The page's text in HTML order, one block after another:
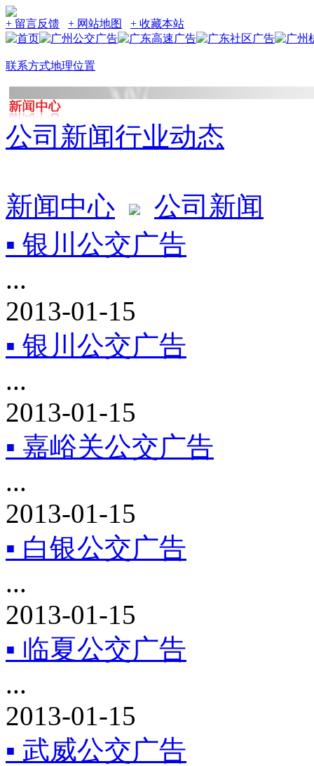
+ 留言反馈 + 网站地图 + 收藏本站
联系方式地理位置
公司新闻行业动态
新闻中心
公司新闻
▪ 银川公交广告
...
2013-01-15
▪ 银川公交广告
...
2013-01-15
▪ 嘉峪关公交广告
...
2013-01-15
▪ 白银公交广告
...
2013-01-15
▪ 临夏公交广告
...
2013-01-15
▪ 武威公交广告